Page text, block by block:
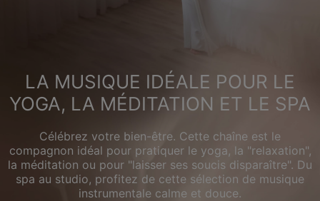
LA MUSIQUE IDÉALE POUR LE
YOGA, LA MÉDITATION ET LE SPA
Célébrez votre bien-être. Cette chaîne est le
compagnon idéal pour pratiquer le yoga, la "relaxation",
la méditation ou pour "laisser ses soucis disparaître". Du
spa au studio, profitez de cette sélection de musique
instrumentale calme et douce.